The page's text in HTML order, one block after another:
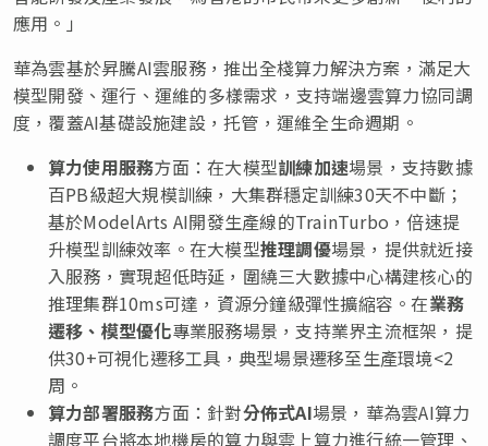
應用。」
華為雲基於昇騰AI雲服務，推出全棧算力解決方案，滿足大
模型開發、運行、運維的多樣需求，支持端邊雲算力協同調
度，覆蓋AI基礎設施建設，托管，運維全生命週期。
算力使用服務方面：在大模型訓練加速場景，支持數據
百PB級超大規模訓練，大集群穩定訓練30天不中斷；
基於ModelArts AI開發生產線的TrainTurbo，倍速提
升模型訓練效率。在大模型推理調優場景，提供就近接
入服務，實現超低時延，圍繞三大數據中心構建核心的
推理集群10ms可達，資源分鐘級彈性擴縮容。在業務
遷移、模型優化專業服務場景，支持業界主流框架，提
供30+可視化遷移工具，典型場景遷移至生產環境<2
周。
算力部署服務方面：針對分佈式AI場景，華為雲AI算力
調度平台將本地機房的算力與雲上算力進行統一管理、